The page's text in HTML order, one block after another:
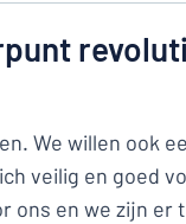
We willen ook
veilig en goed
en we zijn er